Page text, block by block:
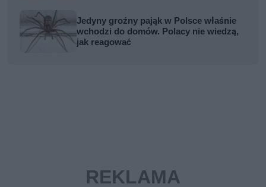
Jedyny groźny pająk w Polsce właśnie
wchodzi do domów. Polacy nie wiedzą,
jak reagować